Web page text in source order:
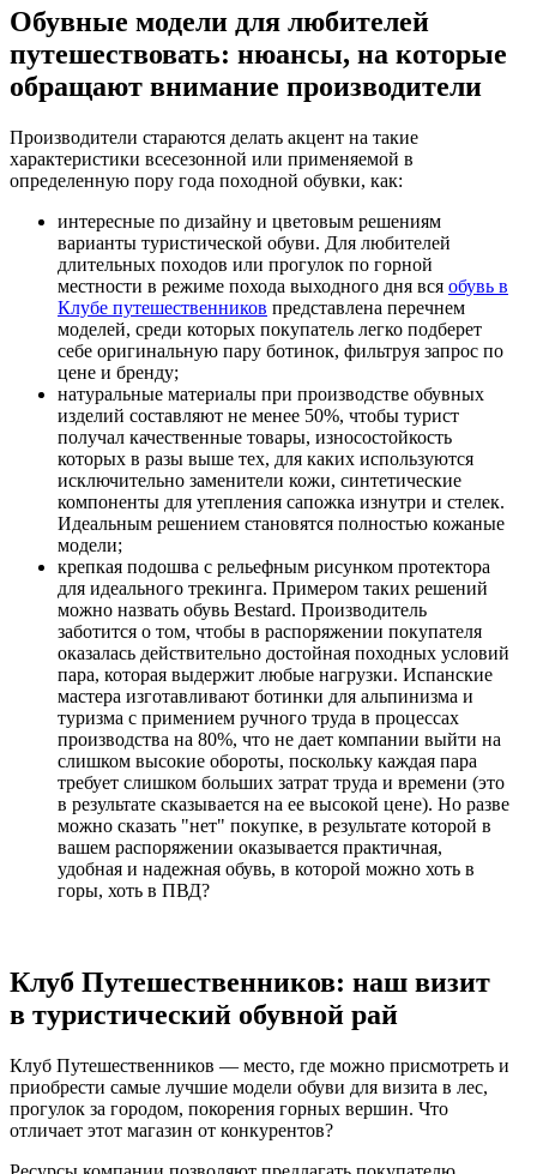
Обувные модели для любителей
путешествовать: нюансы, на которые
обращают внимание производители
Производители стараются делать акцент на такие
характеристики всесезонной или применяемой в
определенную пору года походной обувки, как:
интересные по дизайну и цветовым решениям
варианты туристической обуви. Для любителей
длительных походов или прогулок по горной
местности в режиме похода выходного дня вся обувь в
Клубе путешественников представлена перечнем
моделей, среди которых покупатель легко подберет
себе оригинальную пару ботинок, фильтруя запрос по
цене и бренду;
натуральные материалы при производстве обувных
изделий составляют не менее 50%, чтобы турист
получал качественные товары, износостойкость
которых в разы выше тех, для каких используются
исключительно заменители кожи, синтетические
компоненты для утепления сапожка изнутри и стелек.
Идеальным решением становятся полностью кожаные
модели;
крепкая подошва с рельефным рисунком протектора
для идеального трекинга. Примером таких решений
можно назвать обувь Bestard. Производитель
заботится о том, чтобы в распоряжении покупателя
оказалась действительно достойная походных условий
пара, которая выдержит любые нагрузки. Испанские
мастера изготавливают ботинки для альпинизма и
туризма с примением ручного труда в процессах
производства на 80%, что не дает компании выйти на
слишком высокие обороты, поскольку каждая пара
требует слишком больших затрат труда и времени (это
в результате сказывается на ее высокой цене). Но разве
можно сказать "нет" покупке, в результате которой в
вашем распоряжении оказывается практичная,
удобная и надежная обувь, в которой можно хоть в
горы, хоть в ПВД?
Клуб Путешественников: наш визит
в туристический обувной рай
Клуб Путешественников — место, где можно присмотреть и
приобрести самые лучшие модели обуви для визита в лес,
прогулок за городом, покорения горных вершин. Что
отличает этот магазин от конкурентов?